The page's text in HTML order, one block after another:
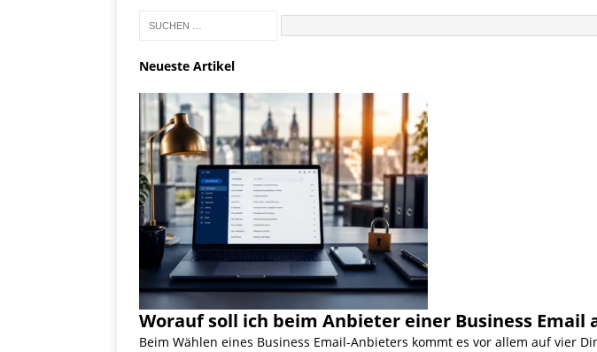
Neueste Artikel
Worauf soll ich beim Anbieter einer Business Email
Beim Wählen eines Business Email-Anbieters kommt es vor allem auf vier